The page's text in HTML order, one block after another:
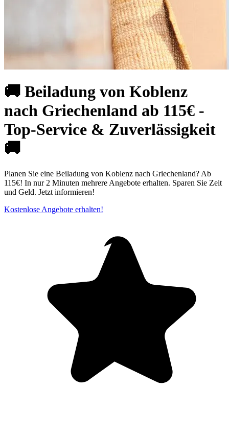
🚚 Beiladung von Koblenz
nach Griechenland ab 115€ -
Top-Service & Zuverlässigkeit
🚚
Planen Sie eine Beiladung von Koblenz nach Griechenland? Ab
115€! In nur 2 Minuten mehrere Angebote erhalten. Sparen Sie Zeit
und Geld. Jetzt informieren!
Kostenlose Angebote erhalten!